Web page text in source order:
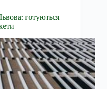
готуються